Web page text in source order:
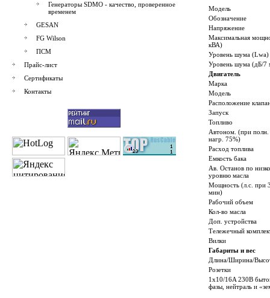
Генераторы SDMO - качество, проверенное
временем
GESAN
FG Wilson
ПСМ
Прайс-лист
Сертификаты
Контакты
Модель
Обозначение
Напряжение
Максимальная
кВА)
Уровень шума (Lwa)
Уровень шума (дБ/7
Двигатель
Марка
Модель
Расположение
Запуск
Топливо
Автоном. (при полн.
нагр. 75%)
Расход топлива
Емкость бака
Ав. Останов по
уровню масла
Мощность (л.с. при
мин)
Рабочий объем
Кол-во масла
Доп. устройства
Тележечный
Вилки
Габариты и вес
Длина/Ширина/
Розетки
1x10/16A 230В
фазы, нейтраль и